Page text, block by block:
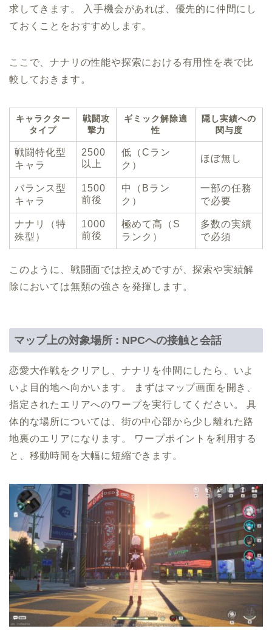
求してきます。 入手機会があれば、優先的に仲間にし
ておくことをおすすめします。
ここで、ナナリの性能や探索における有用性を表で比
較しておきます。
キャラクター
タイプ
戦闘攻
撃力
ギミック解除適
性
隠し実績への
関与度
戦闘特化型
キャラ
2500
以上
低（Cラン
ク）
ほぼ無し
バランス型
キャラ
1500
前後
中（Bラン
ク）
一部の任務
で必要
ナナリ（特
殊型）
1000
前後
極めて高（S
ランク）
多数の実績
で必須
このように、戦闘面では控えめですが、探索や実績解
除においては無類の強さを発揮します。
マップ上の対象場所 : NPCへの接触と会話
恋愛大作戦をクリアし、ナナリを仲間にしたら、いよ
いよ目的地へ向かいます。 まずはマップ画面を開き、
指定されたエリアへのワープを実行してください。 具
体的な場所については、街の中心部から少し離れた路
地裏のエリアになります。 ワープポイントを利用する
と、移動時間を大幅に短縮できます。